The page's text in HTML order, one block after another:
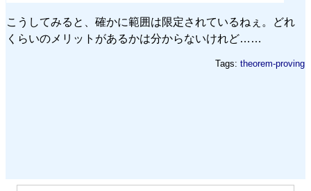
こうしてみると、確かに範囲は限定されているねぇ。どれ
くらいのメリットがあるかは分からないけれど……
Tags: theorem-proving